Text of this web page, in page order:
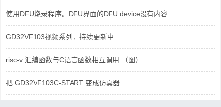
使用DFU烧录程序。DFU界面的DFU device没有内容
GD32VF103视频系列，持续更新中......
risc-v 汇编函数与C语言函数相互调用 （图）
把 GD32VF103C-START 变成仿真器